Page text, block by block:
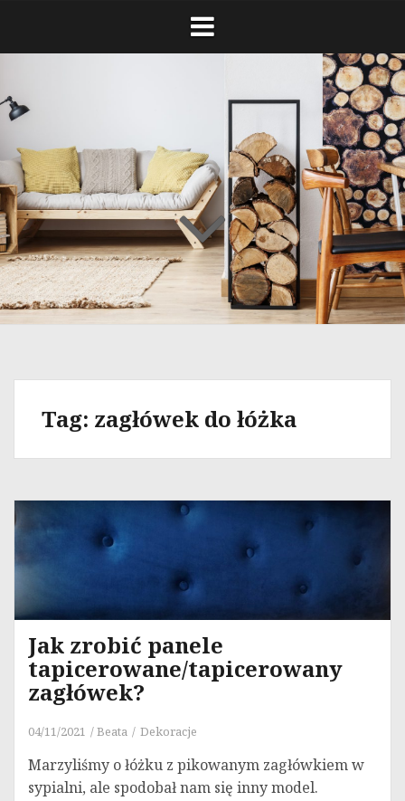
Tag: zagłówek do łóżka
Jak zrobić panele
tapicerowane/tapicerowany
zagłówek?
04/11/2021 Beata Dekoracje
Marzyliśmy o łóżku z pikowanym zagłówkiem w
sypialni, ale spodobał nam się inny model.